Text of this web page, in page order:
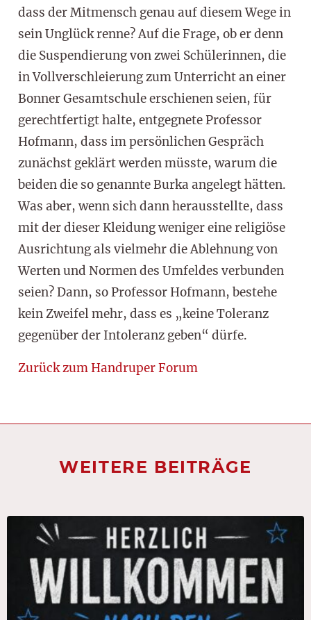
dass der Mitmensch genau auf diesem Wege in
sein Unglück renne? Auf die Frage, ob er denn
die Suspendierung von zwei Schülerinnen, die
in Vollverschleierung zum Unterricht an einer
Bonner Gesamtschule erschienen seien, für
gerechtfertigt halte, entgegnete Professor
Hofmann, dass im persönlichen Gespräch
zunächst geklärt werden müsste, warum die
beiden die so genannte Burka angelegt hätten.
Was aber, wenn sich dann herausstellte, dass
mit der dieser Kleidung weniger eine religiöse
Ausrichtung als vielmehr die Ablehnung von
Werten und Normen des Umfeldes verbunden
seien? Dann, so Professor Hofmann, bestehe
kein Zweifel mehr, dass es „keine Toleranz
gegenüber der Intoleranz geben“ dürfe.
Zurück zum Handruper Forum
WEITERE BEITRÄGE